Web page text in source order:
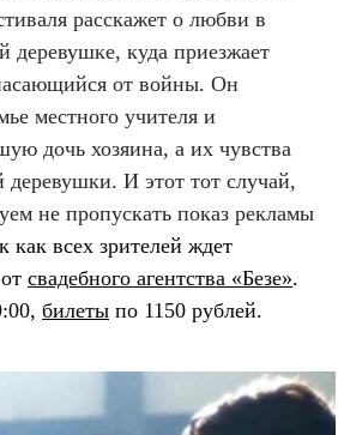
расскажет о любви в
деревушке, куда приезжает
от войны. Он
местного учителя и
дочь хозяина, а их чувства
И этот тот случай,
не пропускать показ рекламы
как всех зрителей ждет
свадебного агентства «Безе».
билеты по 1150 рублей.